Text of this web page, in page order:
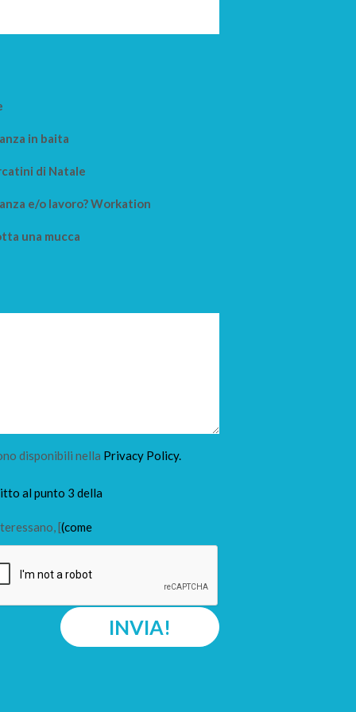
in baita
di Natale
e/o lavoro? Workation
una mucca
disponibili nella Privacy Policy.
al punto 3 della
[(come
INVIA!